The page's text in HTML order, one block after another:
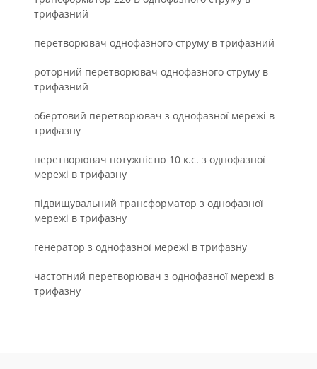
трифазний
перетворювач однофазного струму в трифазний
роторний перетворювач однофазного струму в
трифазний
обертовий перетворювач з однофазної мережі в
трифазну
перетворювач потужністю 10 к.с. з однофазної
мережі в трифазну
підвищувальний трансформатор з однофазної
мережі в трифазну
генератор з однофазної мережі в трифазну
частотний перетворювач з однофазної мережі в
трифазну